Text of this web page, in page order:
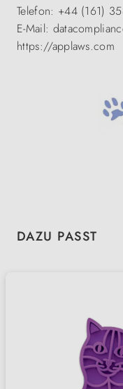
Telefon: +44 (161)
E-Mail:
https://applaws.com
Produktgalerie
DAZU PASST